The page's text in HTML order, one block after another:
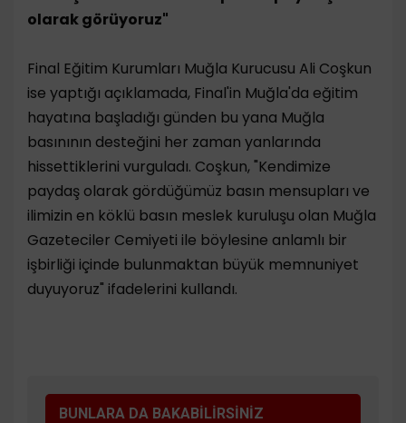
olarak görüyoruz"
Final Eğitim Kurumları Muğla Kurucusu Ali Coşkun
ise yaptığı açıklamada, Final'in Muğla'da eğitim
hayatına başladığı günden bu yana Muğla
basınının desteğini her zaman yanlarında
hissettiklerini vurguladı. Coşkun, "Kendimize
paydaş olarak gördüğümüz basın mensupları ve
ilimizin en köklü basın meslek kuruluşu olan Muğla
Gazeteciler Cemiyeti ile böylesine anlamlı bir
işbirliği içinde bulunmaktan büyük memnuniyet
duyuyoruz" ifadelerini kullandı.
BUNLARA DA BAKABİLİRSİNİZ